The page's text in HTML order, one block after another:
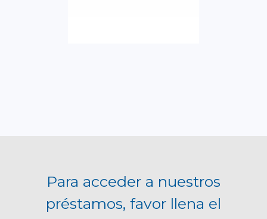
Para acceder a nuestros
préstamos, favor llena el